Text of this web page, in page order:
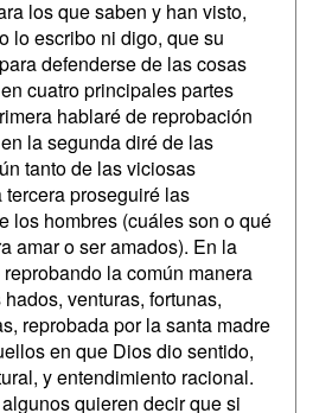
los que saben y han visto,
lo escribo ni digo, que su
defenderse de las cosas
cuatro principales partes
hablaré de reprobación
la segunda diré de las
tanto de las viciosas
tercera proseguiré las
los hombres (cuáles son o qué
amar o ser amados). En la
la común manera
venturas, fortunas,
reprobada por la santa madre
en que Dios dio sentido,
y entendimiento racional.
quieren decir que si